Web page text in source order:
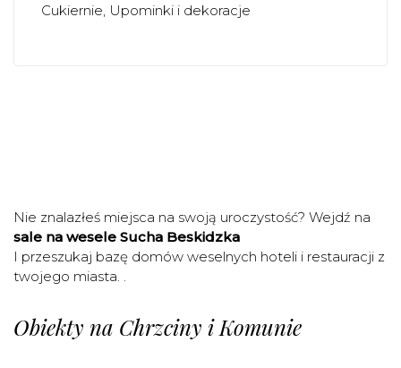
Cukiernie Upominki i dekoracje
Nie znalazłeś miejsca na swoją uroczystość? Wejdź na
sale na wesele Sucha Beskidzka
I przeszukaj bazę domów weselnych hoteli i restauracji z
twojego miasta. .
Obiekty na Chrzciny i Komunie